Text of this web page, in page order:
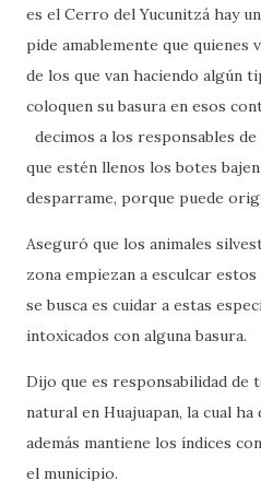
es el Cerro del Yucunitzá hay
pide amablemente que quienes
de los que van haciendo algún
coloquen su basura en esos
decimos a los responsables de
que estén llenos los botes bajen
desparrame, porque puede
Aseguró que los animales
zona empiezan a esculcar
se busca es cuidar a estas
intoxicados con alguna basura.
Dijo que es responsabilidad de
natural en Huajuapan, la cual ha
además mantiene los índices
el municipio.